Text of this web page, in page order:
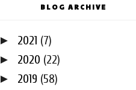
BLOG ARCHIVE
► 2021 (7)
► 2020 (22)
► 2019 (58)